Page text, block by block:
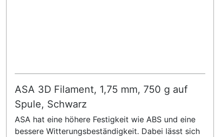
ASA 3D Filament, 1,75 mm, 750 g auf
Spule, Schwarz
ASA hat eine höhere Festigkeit wie ABS und eine
bessere Witterungsbeständigkeit. Dabei lässt sich